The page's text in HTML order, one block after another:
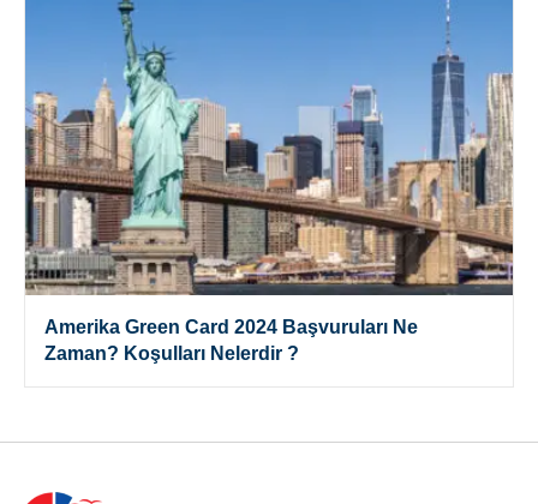
Amerika Green Card 2024 Başvuruları Ne
Zaman? Koşulları Nelerdir ?